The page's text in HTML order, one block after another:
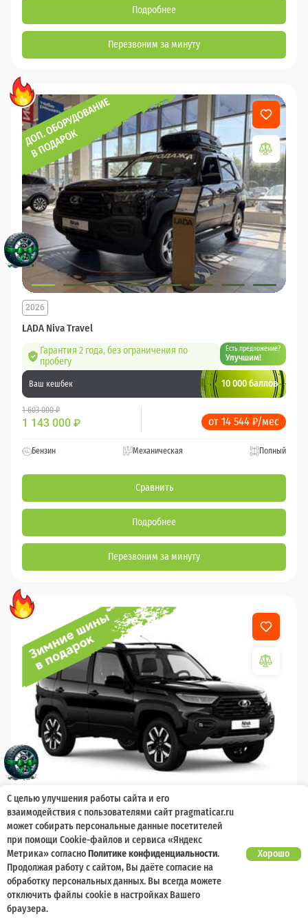
Подробнее
Перезвоним за минуту
LADA Niva Travel
2026
Гарантия 2 года, без ограничения по
пробегу
Есть предложение?
Улучшим!
Ваш кешбек 10 000 баллов
1 603 000 ₽
1 143 000 ₽ от 14 544 ₽/мес
Бензин Механическая Полный
Сравнить
Подробнее
Перезвоним за минуту
LADA Niva Travel
2026
Гарантия 2 года, без ограничения по
пробегу
Есть предложение?
Ваш кешбек
С целью улучшения работы сайта и его
взаимодействия с пользователями сайт pragmaticar.ru
может собирать персональные данные посетителей
при помощи Cookie-файлов и сервиса «Яндекс
Метрика» согласноПолитике конфиденциальности.
Продолжая работу с сайтом, Вы даёте согласие на
обработку персональных данных. Вы всегда можете
отключить файлы cookie в настройках Вашего
браузера.
Хорошо